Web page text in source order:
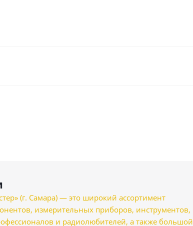
(г. Самара) — это широкий ассортимент
измерительных приборов, инструментов,
и радиолюбителей, а также большой